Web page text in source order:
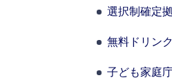
選択制確定
無料ドリン
子ども家庭